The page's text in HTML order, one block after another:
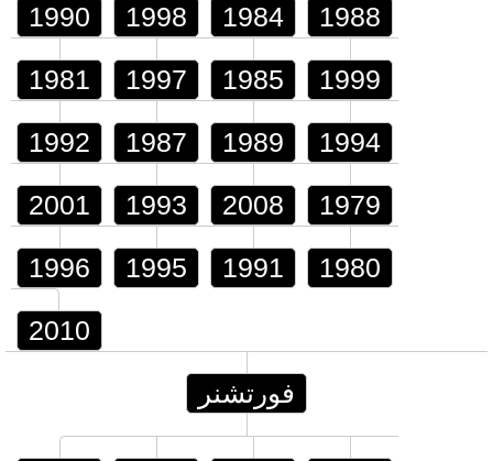
1990 1998 1984 1988
1981 1997 1985 1999
1992 1987 1989 1994
2001 1993 2008 1979
1996 1995 1991 1980
2010
فورتشنر